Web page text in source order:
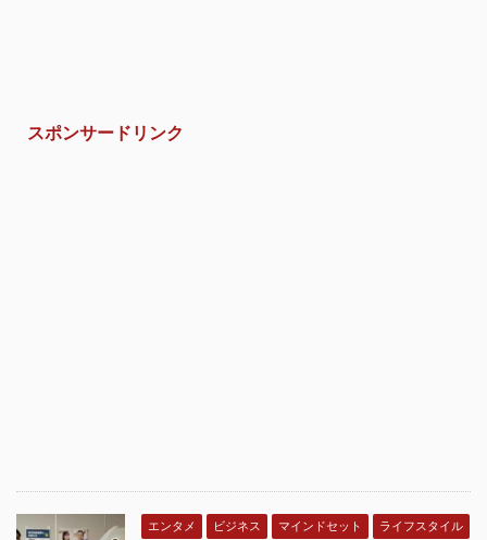
スポンサードリンク
エンタメ ビジネス マインドセット
ライフスタイル